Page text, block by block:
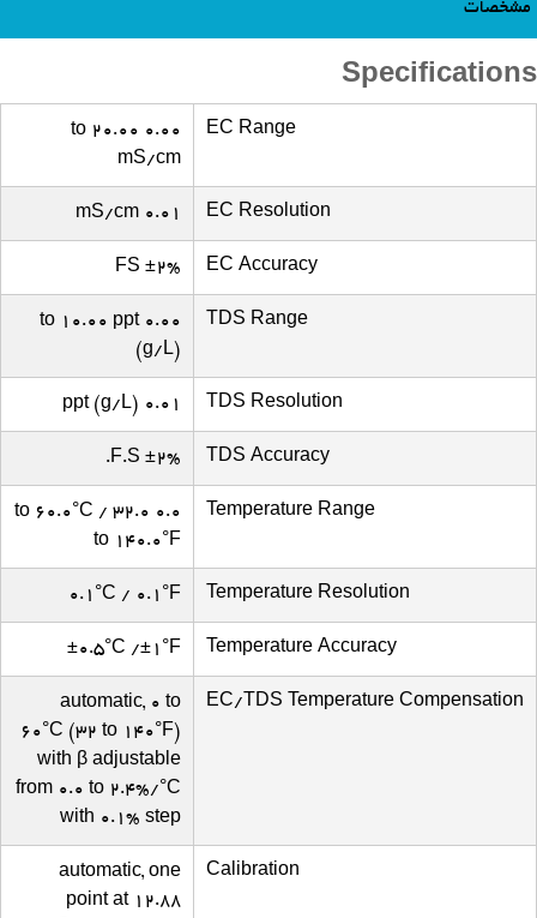
مشخصات
Specifications
EC Range
0.00 to 20.00
mS/cm
EC Resolution
0.01 mS/cm
EC Accuracy
±2% FS
TDS Range
0.00 to 10.00 ppt
(g/L)
TDS Resolution
0.01 ppt (g/L)
TDS Accuracy
±2% F.S.
Temperature Range
0.0 to 60.0°C / 32.0
to 140.0°F
Temperature Resolution
0.1°C / 0.1°F
Temperature Accuracy
±0.5°C /±1°F
EC/TDS Temperature Compensation
automatic, 0 to
60°C (32 to 140°F)
with β adjustable
from 0.0 to 2.4%/°C
with 0.1% step
Calibration
automatic, one
point at 12.88